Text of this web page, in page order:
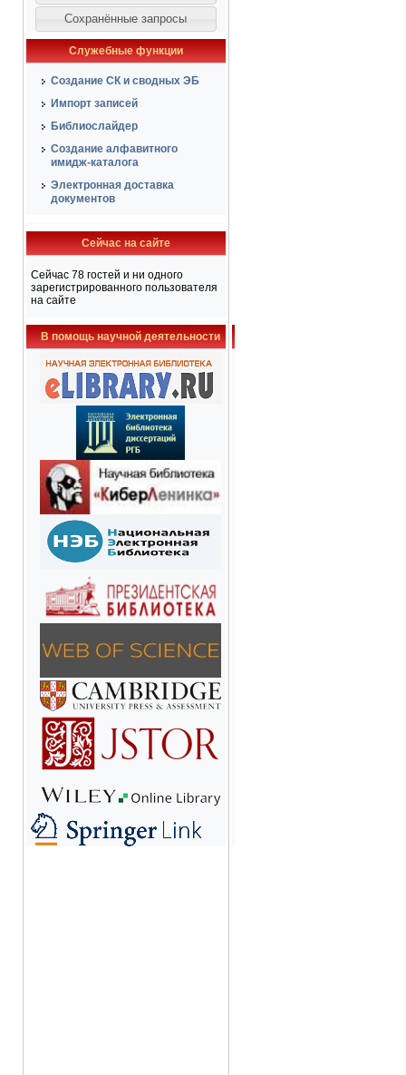
Служебные функции
Создание СК и сводных ЭБ
Импорт записей
Библиослайдер
Создание алфавитного
имидж-каталога
Электронная доставка
документов
Сейчас на сайте
Сейчас 78 гостей и ни одного
зарегистрированного пользователя
на сайте
В помощь научной деятельности